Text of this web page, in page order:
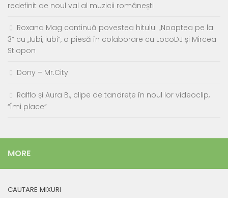
redefinit de noul val al muzicii românești
Roxana Mag continuă povestea hitului „Noaptea pe la
3” cu „Iubi, iubi”, o piesă în colaborare cu LocoDJ și Mircea
Stiopon
Dony – Mr.City
Ralflo și Aura B., clipe de tandrețe în noul lor videoclip,
“Îmi place”
MORE
CAUTARE MIXURI